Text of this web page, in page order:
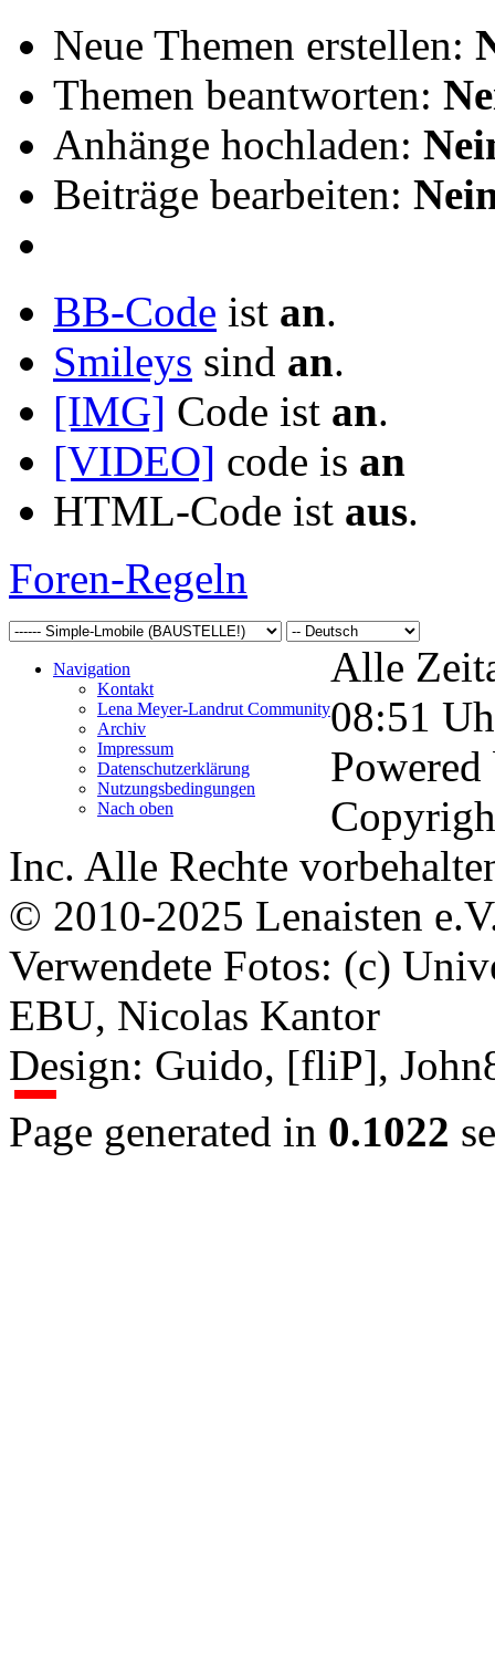
Neue Themen erstellen:
Themen beantworten:
Anhänge hochladen:
Beiträge bearbeiten:
BB-Code ist an.
Smileys sind an.
[IMG] Code ist an.
[VIDEO] code is an
HTML-Code ist aus.
Foren-Regeln
Navigation
Kontakt
Lena Meyer-Landrut Community
Archiv
Impressum
Datenschutzerklärung
Nutzungsbedingungen
Nach oben
Alle
08:51
Inc. Alle Rechte
© 2010-2025 Lenaisten
Verwendete Fotos: (c)
EBU, Nicolas Kantor
Design: Guido, [fliP],
Page generated in 0.1022